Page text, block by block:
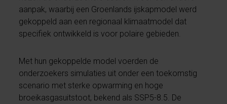
aanpak, waarbij een Groenlands ijskapmodel werd
gekoppeld aan een regionaal klimaatmodel dat
specifiek ontwikkeld is voor polaire gebieden.
Met hun gekoppelde model voerden de
onderzoekers simulaties uit onder een toekomstig
scenario met sterke opwarming en hoge
broeikasgasuitstoot, bekend als SSP5-8.5. De